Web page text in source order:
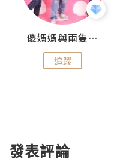
儍媽媽與兩隻小魔怪之家
追蹤
發表評論